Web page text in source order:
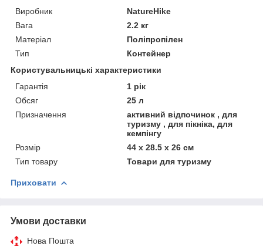
Виробник
NatureHike
Вага
2.2 кг
Матеріал
Поліпропілен
Тип
Контейнер
Користувальницькі характеристики
Гарантія
1 рік
Обсяг
25 л
Призначення
активний відпочинок , для
туризму , для пікніка, для
кемпінгу
Розмір
44 х 28.5 х 26 см
Тип товару
Товари для туризму
Приховати
Умови доставки
Нова Пошта